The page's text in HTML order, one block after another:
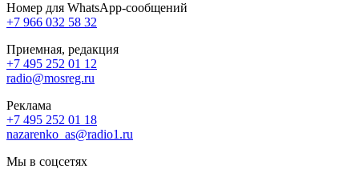
Номер для WhatsApp-сообщений
+7 966 032 58 32
Приемная, редакция
+7 495 252 01 12
radio@mosreg.ru
Реклама
+7 495 252 01 18
nazarenko_as@radio1.ru
Мы в соцсетях